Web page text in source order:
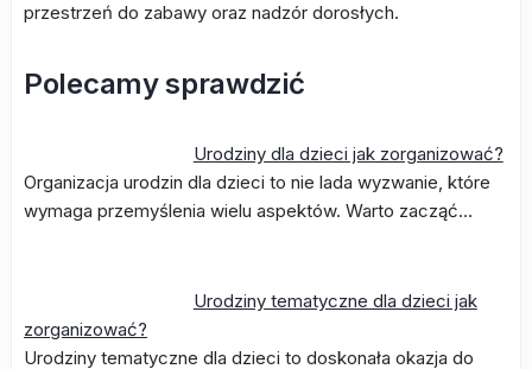
przestrzeń do zabawy oraz nadzór dorosłych.
Polecamy sprawdzić
Urodziny dla dzieci jak zorganizować?
Organizacja urodzin dla dzieci to nie lada wyzwanie, które
wymaga przemyślenia wielu aspektów. Warto zacząć…
Urodziny tematyczne dla dzieci jak
zorganizować?
Urodziny tematyczne dla dzieci to doskonała okazja do